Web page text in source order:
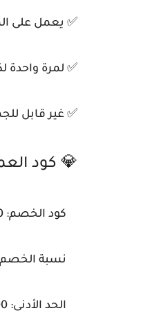
✅ يعمل على
✅ لمرة
✅ غير قابل
💎 كود
كود الخصم: NEWMAG20
نسبة الخصم:
الحد الأدنى: 800 ريال